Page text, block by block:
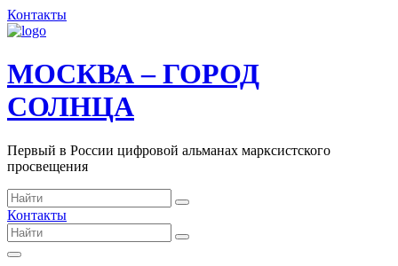
Контакты
МОСКВА – ГОРОД
СОЛНЦА
Первый в России цифровой альманах марксистского
просвещения
Контакты